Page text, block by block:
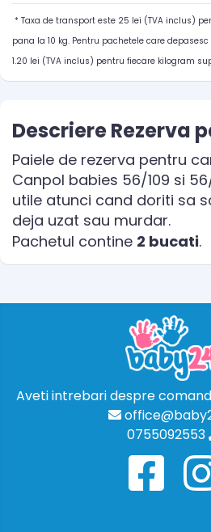
* Taxa de transport este 25 lei (TVA inclus)
pana la 10 kg. Pentru pachetele care
1.20 lei (TVA inclus) pentru fiecare kilogram
Descriere Rezerva
Paiele de rezerva pentru
Canpol babies 56/109 si
utile atunci cand doriti sa
deja uzat sau murdar.
Pachetul contine 2 bucati.
Aveti intrebari despre
0755092553